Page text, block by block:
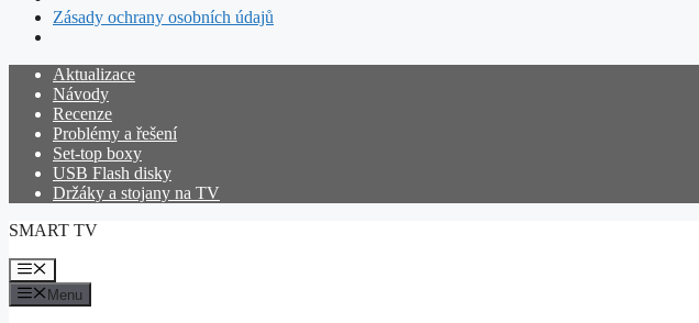
Zásady ochrany osobních údajů
Přeskočit
obsah
Aktualizace
Návody
Recenze
Problémy a řešení
Set-top boxy
USB Flash disky
Držáky a stojany na TV
SMART TV
Menu
Menu